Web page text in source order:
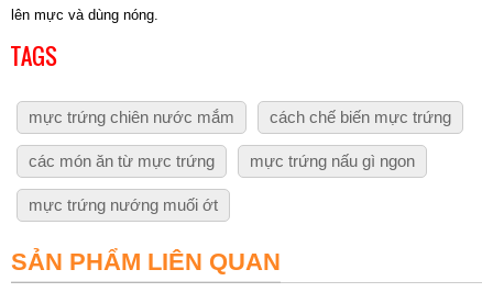
lên mực và dùng nóng.
TAGS
mực trứng chiên nước mắm cách chế biến mực trứng
các món ăn từ mực trứng mực trứng nấu gì ngon
mực trứng nướng muối ớt
SẢN PHẨM LIÊN QUAN